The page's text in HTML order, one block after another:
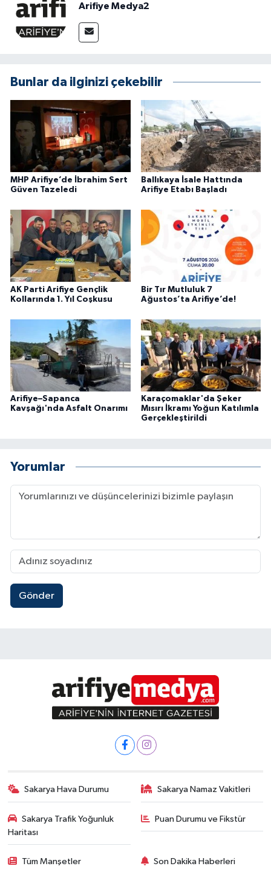
Arifiye Medya2
Bunlar da ilginizi çekebilir
MHP Arifiye’de İbrahim Sert
Güven Tazeledi
Ballıkaya İsale Hattında
Arifiye Etabı Başladı
AK Parti Arifiye Gençlik
Kollarında 1. Yıl Coşkusu
Bir Tır Mutluluk 7
Ağustos’ta Arifiye’de!
Arifiye–Sapanca
Kavşağı'nda Asfalt Onarımı
Karaçomaklar'da Şeker
Mısırı İkramı Yoğun Katılımla
Gerçekleştirildi
Yorumlar
Gönder
Sakarya Hava Durumu Sakarya Namaz Vakitleri
Sakarya Trafik Yoğunluk
Haritası
Puan Durumu ve Fikstür
Tüm Manşetler Son Dakika Haberleri